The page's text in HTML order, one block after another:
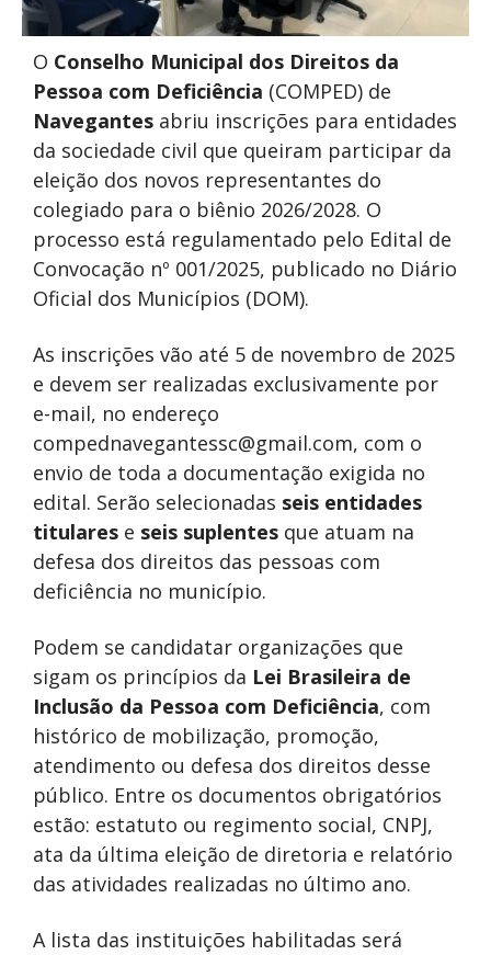
O Conselho Municipal dos Direitos da
Pessoa com Deficiência (COMPED) de
Navegantes abriu inscrições para entidades
da sociedade civil que queiram participar da
eleição dos novos representantes do
colegiado para o biênio 2026/2028. O
processo está regulamentado pelo Edital de
Convocação nº 001/2025, publicado no Diário
Oficial dos Municípios (DOM).
As inscrições vão até 5 de novembro de 2025
e devem ser realizadas exclusivamente por
e-mail, no endereço
compednavegantessc@gmail.com, com o
envio de toda a documentação exigida no
edital. Serão selecionadas seis entidades
titulares e seis suplentes que atuam na
defesa dos direitos das pessoas com
deficiência no município.
Podem se candidatar organizações que
sigam os princípios da Lei Brasileira de
Inclusão da Pessoa com Deficiência, com
histórico de mobilização, promoção,
atendimento ou defesa dos direitos desse
público. Entre os documentos obrigatórios
estão: estatuto ou regimento social, CNPJ,
ata da última eleição de diretoria e relatório
das atividades realizadas no último ano.
A lista das instituições habilitadas será